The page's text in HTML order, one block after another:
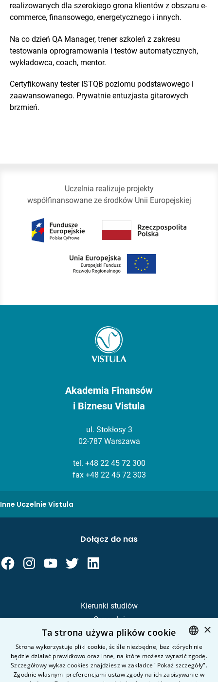
realizowanych dla szerokiego grona klientów z obszaru e-
commerce, finansowego, energetycznego i innych.
Na co dzień QA Manager, trener szkoleń z zakresu
testowania oprogramowania i testów automatycznych,
wykładowca, coach, mentor.
Certyfikowany tester ISTQB poziomu podstawowego i
zaawansowanego. Prywatnie entuzjasta gitarowych
brzmień.
Uczelnia realizuje projekty
współfinansowane ze środków Unii Europejskiej
Akademia Finansów
i Biznesu Vistula
ul. Stokłosy 3
02-787 Warszawa
tel. +48 22 45 72 300
fax +48 22 45 72 303
Inne Uczelnie Vistula
Kierunki studiów
O uczelni
Kandydat
Student
Nauka i badania
Dołącz do nas
POLISH
ENGLISH
×
Ta strona używa plików cookie
Strona wykorzystuje pliki cookie, ściśle niezbędne, bez których nie
będzie działać prawidłowo oraz inne, na które możesz wyrazić zgodę.
Szczegółowy wykaz cookies znajdziesz w zakładce "Pokaż szczegóły".
Zgodnie własnymi preferencjami ustaw zgody na ich zapisywanie w